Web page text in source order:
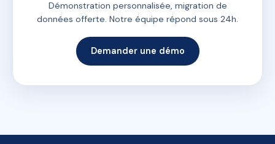
Démonstration personnalisée, migration de
données offerte. Notre équipe répond sous 24h.
Demander une démo